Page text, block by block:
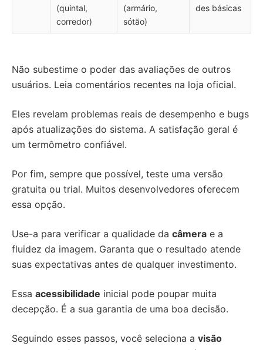
(quintal,
corredor)
(armário,
sótão)
des básicas
Não subestime o poder das avaliações de outros
usuários. Leia comentários recentes na loja oficial.
Eles revelam problemas reais de desempenho e bugs
após atualizações do sistema. A satisfação geral é
um termômetro confiável.
Por fim, sempre que possível, teste uma versão
gratuita ou trial. Muitos desenvolvedores oferecem
essa opção.
Use-a para verificar a qualidade da câmera e a
fluidez da imagem. Garanta que o resultado atende
suas expectativas antes de qualquer investimento.
Essa acessibilidade inicial pode poupar muita
decepção. É a sua garantia de uma boa decisão.
Seguindo esses passos, você seleciona a visão